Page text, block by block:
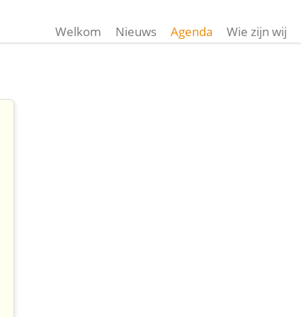
Welkom Nieuws Agenda Wie zijn wij